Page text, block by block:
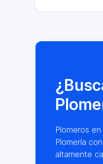
Plomeros
Plomería
altamente